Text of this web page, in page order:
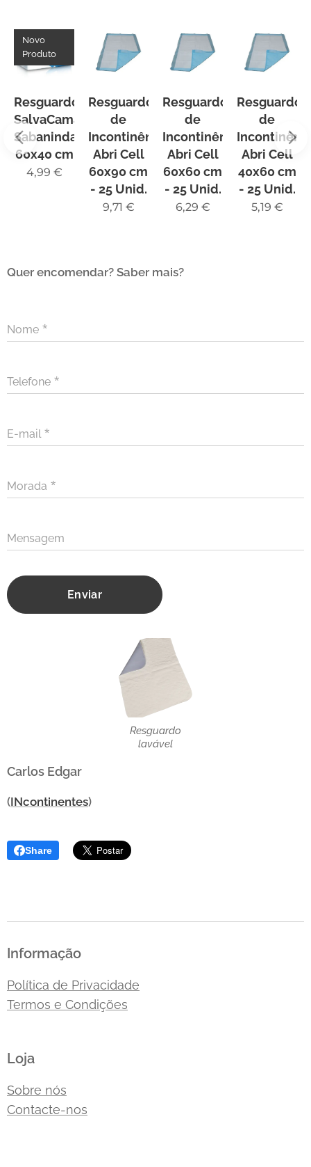
Resguardo
SalvaCamas
Sabanindas
60x40 cm
Novo
Produto
4,99 €
Resguardo
de
Incontinência
Abri Cell
60x90 cm
- 25 Unid.
9,71 €
Resguardo
de
Incontinência
Abri Cell
60x60 cm
- 25 Unid.
6,29 €
Resguardo
de
Abri Cell
40x60 cm
- 25 Unid.
5,19 €
Quer encomendar? Saber mais?
Nome
Telefone
E-mail
Morada
Mensagem
Enviar
Resguardo
lavável
Carlos Edgar
(INcontinentes)
Share
Informação
Política de Privacidade
Termos e Condições
Loja
Sobre nós
Contacte-nos